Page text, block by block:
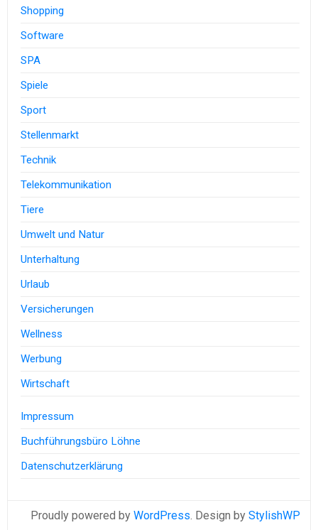
Shopping
Software
SPA
Spiele
Sport
Stellenmarkt
Technik
Telekommunikation
Tiere
Umwelt und Natur
Unterhaltung
Urlaub
Versicherungen
Wellness
Werbung
Wirtschaft
Impressum
Buchführungsbüro Löhne
Datenschutzerklärung
Proudly powered by WordPress. Design by StylishWP